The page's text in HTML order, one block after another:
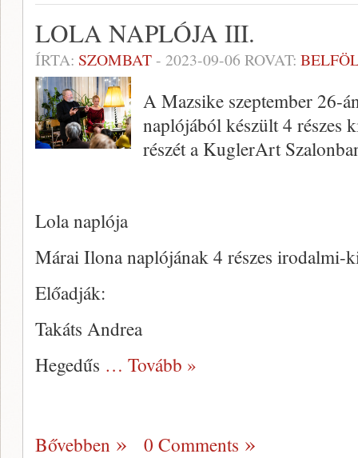
LOLA NAPLÓJA III.
ÍRTA: SZOMBAT- 2023-09-06 ROVAT:
A Mazsike szeptember 26-
naplójából készült 4 részes
részét a KuglerArt
Lola naplója
Márai Ilona naplójának 4 részes irodalmi-
Előadják:
Takáts Andrea
Hegedűs … Tovább »
Bővebben 0 Comments